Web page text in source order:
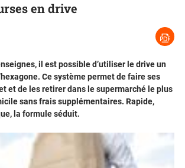
en drive
il est possible d’utiliser le drive un
Ce système permet de faire ses
et de les retirer dans le supermarché le plus
sans frais supplémentaires. Rapide,
la formule séduit.